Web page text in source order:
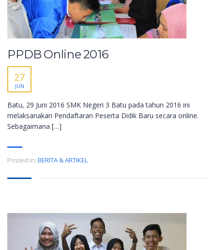
PPDB Online 2016
27
JUN
Batu, 29 Juni 2016 SMK Negeri 3 Batu pada tahun 2016 ini
melaksanakan Pendaftaran Peserta Didik Baru secara online.
Sebagaimana […]
Posted in: BERITA & ARTIKEL